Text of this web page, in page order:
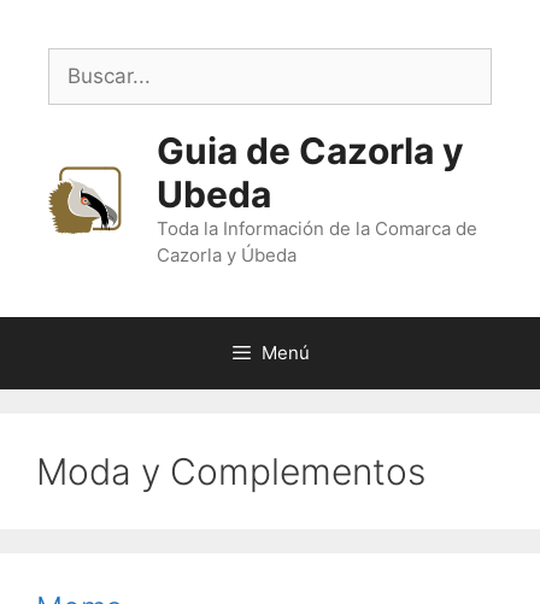
contenido
Buscar:
Guia de Cazorla y
Ubeda
Toda la Información de la Comarca de
Cazorla y Úbeda
Menú
Moda y Complementos